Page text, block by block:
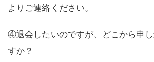
よりご連絡ください。
④退会したいのですが、どこから申
すか？